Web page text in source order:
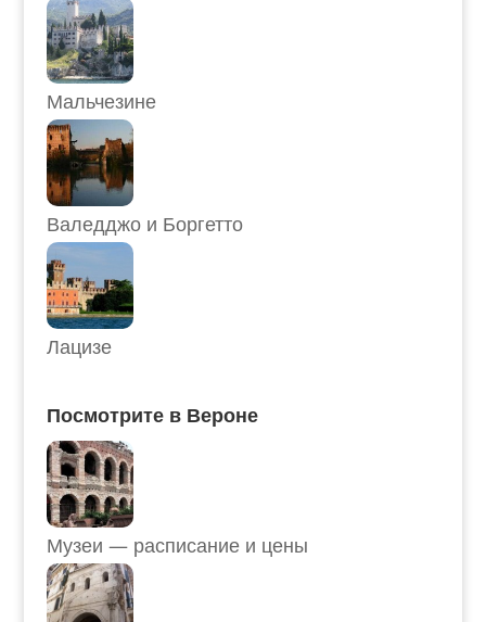
Мальчезине
Валедджо и Боргетто
Лацизе
Посмотрите в Вероне
Музеи — расписание и цены